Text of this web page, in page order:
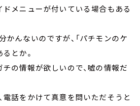
ドメニューが付いている場合もある
かんないのですが、「パチモンのケ
とか。
チの情報が欲しいので、嘘の情報だ
電話をかけて真意を問いただそうと